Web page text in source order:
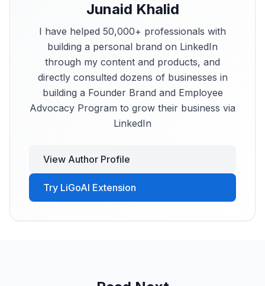
Junaid Khalid
I have helped 50,000+ professionals with
building a personal brand on LinkedIn
through my content and products, and
directly consulted dozens of businesses in
building a Founder Brand and Employee
Advocacy Program to grow their business via
LinkedIn
View Author Profile
Try LiGoAI Extension